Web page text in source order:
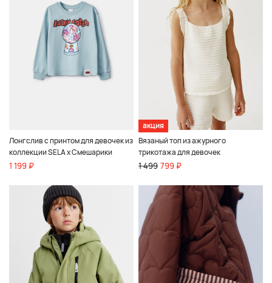
Лонгслив с принтом для девочек из
коллекции SELA x Смешарики
1 199 ₽
акция
Вязаный топ из ажурного
трикотажа для девочек
1 499 799 ₽